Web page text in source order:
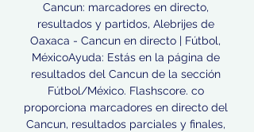
Cancun: marcadores en directo,
resultados y partidos, Alebrijes de
Oaxaca - Cancun en directo | Fútbol,
MéxicoAyuda: Estás en la página de
resultados del Cancun de la sección
Fútbol/México. Flashscore. co
proporciona marcadores en directo del
Cancun, resultados parciales y finales,